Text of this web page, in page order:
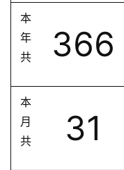
本
年
共
366
本
月
共
31